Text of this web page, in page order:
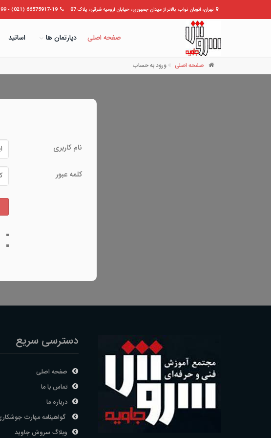
تهران، اتوبان نواب، بالاتر از میدان جمهوری، خیابان ارومیه شرقی، پلاک 87 66575917-19 (021) - 09394309399
صفحه اصلی دپارتمان ها اساتید
صفحه اصلی ورود به حساب
نام کاربری
کلمه عبور
دسترسی سریع
صفحه اصلی
تماس با ما
درباره ما
گواهینامه مهارت
وبلاگ سروش جاوید